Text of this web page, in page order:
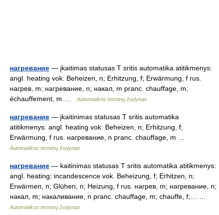
нагревание — įkaitimas statusas T sritis automatika atitikmenys:
angl. heating vok. Beheizen, n; Erhitzung, f; Erwärmung, f rus.
нагрев, m; нагревание, n; накал, m pranc. chauffage, m;
échauffement, m …
Automatikos terminų žodynas
нагревание — įkaitinimas statusas T sritis automatika
atitikmenys: angl. heating vok. Beheizen, n; Erhitzung, f;
Erwärmung, f rus. нагревание, n pranc. chauffage, m …
Automatikos terminų žodynas
нагревание — kaitinimas statusas T sritis automatika atitikmenys:
angl. heating; incandescence vok. Beheizung, f; Erhitzen, n;
Erwärmen, n; Glühen, n; Heizung, f rus. нагрев, m; нагревание, n;
накал, m; накаливание, n pranc. chauffage, m; chauffe, f;… …
Automatikos terminų žodynas